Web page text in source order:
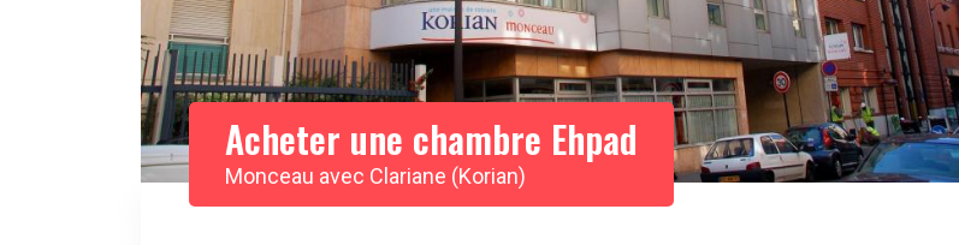
Acheter une chambre Ehpad
Monceau avec Clariane (Korian)